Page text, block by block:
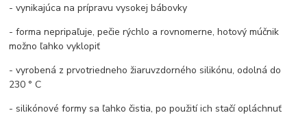
- vynikajúca na prípravu vysokej bábovky
- forma nepripaľuje, pečie rýchlo a rovnomerne, hotový múčnik
možno ľahko vyklopiť
- vyrobená z prvotriedneho žiaruvzdorného silikónu, odolná do
230 ° C
- silikónové formy sa ľahko čistia, po použití ich stačí opláchnuť